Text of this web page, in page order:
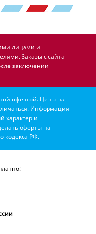
лицами и
Заказы с сайта
заключении
офертой. Цены на
Информация
характер и
оферты на
кодекса РФ.